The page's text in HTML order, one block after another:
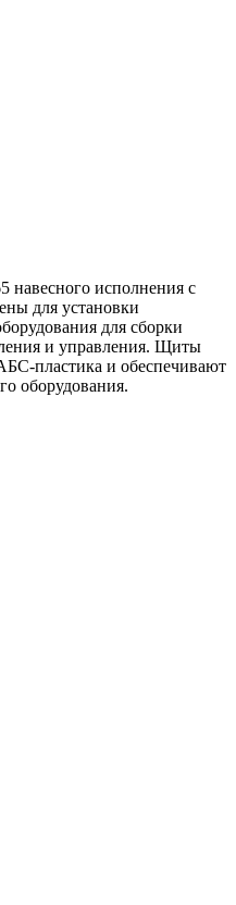
исполнения с
для установки
для сборки
и управления. Щиты
пластика и обеспечивают
оборудования.